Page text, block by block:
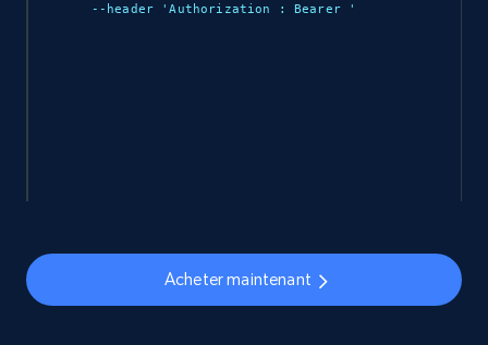
--header 'Authorization : Bearer
'
Acheter maintenant